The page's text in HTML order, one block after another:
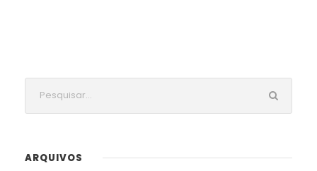
ARQUIVOS